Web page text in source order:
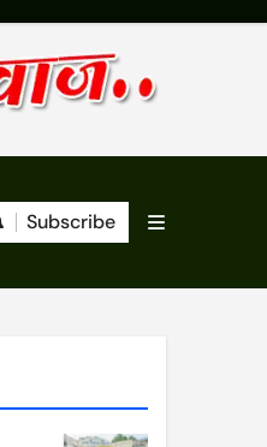
Subscribe